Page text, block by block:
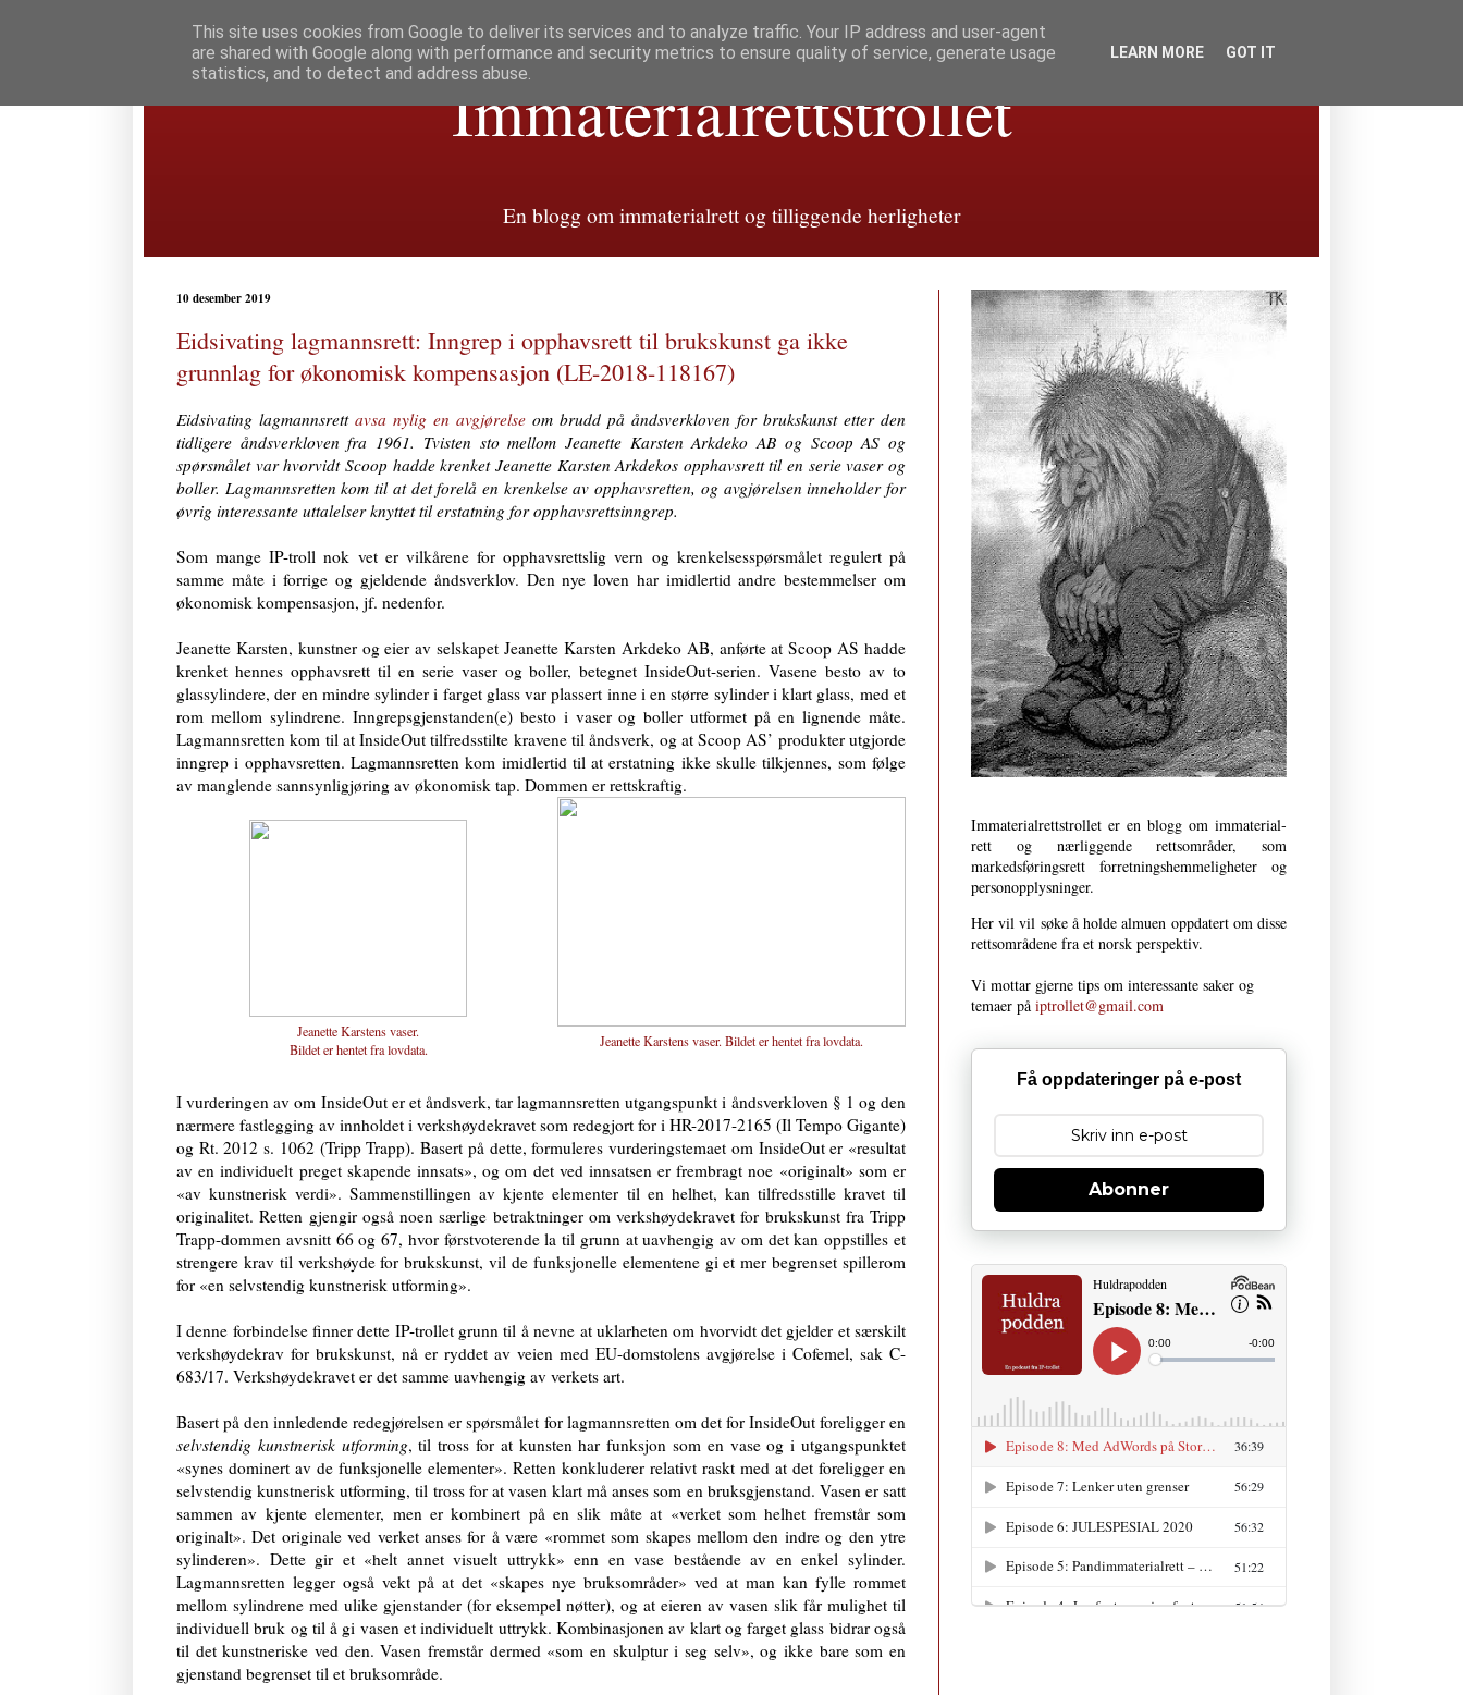
Immaterialretts­trollet
En blogg om immaterialrett og tilliggende herligheter
10 desember 2019
Eidsivating lagmannsrett: Inngrep i opphavsrett til brukskunst ga ikke
grunnlag for økonomisk kompensasjon (LE-2018-118167)
Eidsivating lagmannsrett avsa nylig en avgjørelse om brudd på åndsverkloven for brukskunst etter den
tidligere åndsverkloven fra 1961. Tvisten sto mellom Jeanette Karsten Arkdeko AB og Scoop AS og
spørsmålet var hvorvidt Scoop hadde krenket Jeanette Karsten Arkdekos opphavsrett til en serie vaser og
boller. Lagmannsretten kom til at det forelå en krenkelse av opphavsretten, og avgjørelsen inneholder for
øvrig interessante uttalelser knyttet til erstatning for opphavsrettsinngrep.
Som mange IP-troll nok vet er vilkårene for opphavsrettslig vern og krenkelsesspørsmålet regulert på
samme måte i forrige og gjeldende åndsverklov. Den nye loven har imidlertid andre bestemmelser om
økonomisk kompensasjon, jf. nedenfor.
Jeanette Karsten, kunstner og eier av selskapet Jeanette Karsten Arkdeko AB, anførte at Scoop AS hadde
krenket hennes opphavsrett til en serie vaser og boller, betegnet InsideOut-serien. Vasene besto av to
glassylindere, der en mindre sylinder i farget glass var plassert inne i en større sylinder i klart glass, med et
rom mellom sylindrene. Inngrepsgjenstanden(e) besto i vaser og boller utformet på en lignende måte.
Lagmannsretten kom til at InsideOut tilfredsstilte kravene til åndsverk, og at Scoop AS’ produkter utgjorde
inngrep i opphavsretten. Lagmannsretten kom imidlertid til at erstatning ikke skulle tilkjennes, som følge
av manglende sannsynligjøring av økonomisk tap. Dommen er rettskraftig.
Jeanette Karstens vaser. Bildet er hentet fralovdata.
Jeanette Karstens vaser.
Bildet er hentet fralovdata.
I vurderingen av om InsideOut er et åndsverk, tar lagmannsretten utgangspunkt i åndsverkloven § 1 og den
nærmere fastlegging av innholdet i verkshøydekravet som redegjort for i HR-2017-2165 (Il Tempo Gigante)
og Rt. 2012 s. 1062 (Tripp Trapp). Basert på dette, formuleres vurderingstemaet om InsideOut er «resultat
av en individuelt preget skapende innsats», og om det ved innsatsen er frembragt noe «originalt» som er
«av kunstnerisk verdi». Sammenstillingen av kjente elementer til en helhet, kan tilfredsstille kravet til
originalitet. Retten gjengir også noen særlige betraktninger om verkshøydekravet for brukskunst fra Tripp
Trapp-dommen avsnitt 66 og 67, hvor førstvoterende la til grunn at uavhengig av om det kan oppstilles et
strengere krav til verkshøyde for brukskunst, vil de funksjonelle elementene gi et mer begrenset spillerom
for «en selvstendig kunstnerisk utforming».
I denne forbindelse finner dette IP-trollet grunn til å nevne at uklarheten om hvorvidt det gjelder et særskilt
verkshøydekrav for brukskunst, nå er ryddet av veien med EU-domstolens avgjørelse i Cofemel, sak C-
683/17. Verkshøydekravet er det samme uavhengig av verkets art.
Basert på den innledende redegjørelsen er spørsmålet for lagmannsretten om det for InsideOut foreligger en
selvstendig kunstnerisk utforming, til tross for at kunsten har funksjon som en vase og i utgangspunktet
«synes dominert av de funksjonelle elementer». Retten konkluderer relativt raskt med at det foreligger en
selvstendig kunstnerisk utforming, til tross for at vasen klart må anses som en bruksgjenstand. Vasen er satt
sammen av kjente elementer, men er kombinert på en slik måte at «verket som helhet fremstår som
originalt». Det originale ved verket anses for å være «rommet som skapes mellom den indre og den ytre
sylinderen». Dette gir et «helt annet visuelt uttrykk» enn en vase bestående av en enkel sylinder.
Lagmannsretten legger også vekt på at det «skapes nye bruksområder» ved at man kan fylle rommet
mellom sylindrene med ulike gjenstander (for eksempel nøtter), og at eieren av vasen slik får mulighet til
individuell bruk og til å gi vasen et individuelt uttrykk. Kombinasjonen av klart og farget glass bidrar også
til det kunstneriske ved den. Vasen fremstår dermed «som en skulptur i seg selv», og ikke bare som en
gjenstand begrenset til et bruksområde.
Immaterialrettstrollet er en blogg om immaterial­
rett og nærliggende retts­områder, som
markedsføringsrett forret­nings­­hemmeligheter og
person­opplysninger.
Her vil vil søke å holde almuen oppdatert om disse
rettsområdene fra et norsk perspektiv.
Vi mottar gjerne tips om interessante saker og
temaer på iptrollet@gmail.com
Få oppdateringer på e-post
Abonner
This site uses cookies from Google to deliver its services and to analyze traffic. Your IP address and user-agent
are shared with Google along with performance and security metrics to ensure quality of service, generate usage
statistics, and to detect and address abuse.
LEARN MORE GOT IT